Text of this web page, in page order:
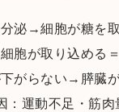
泌→細胞が糖を
胞が取り込める
がらない→膵臓
運動不足・筋